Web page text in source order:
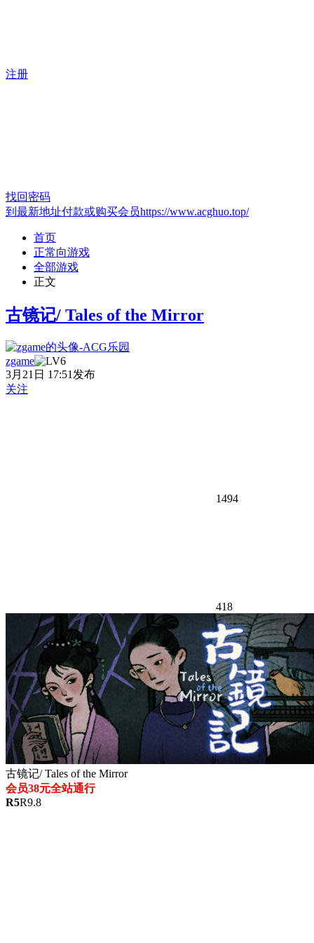
注册
找回密码
到最新地址付款或购买会员https://www.acghuo.top/
首页
正常向游戏
全部游戏
正文
古镜记/ Tales of the Mirror
zgame
3月21日 17:51发布
关注
1494
418
古镜记/ Tales of the Mirror
会员38元全站通行
R5R9.8